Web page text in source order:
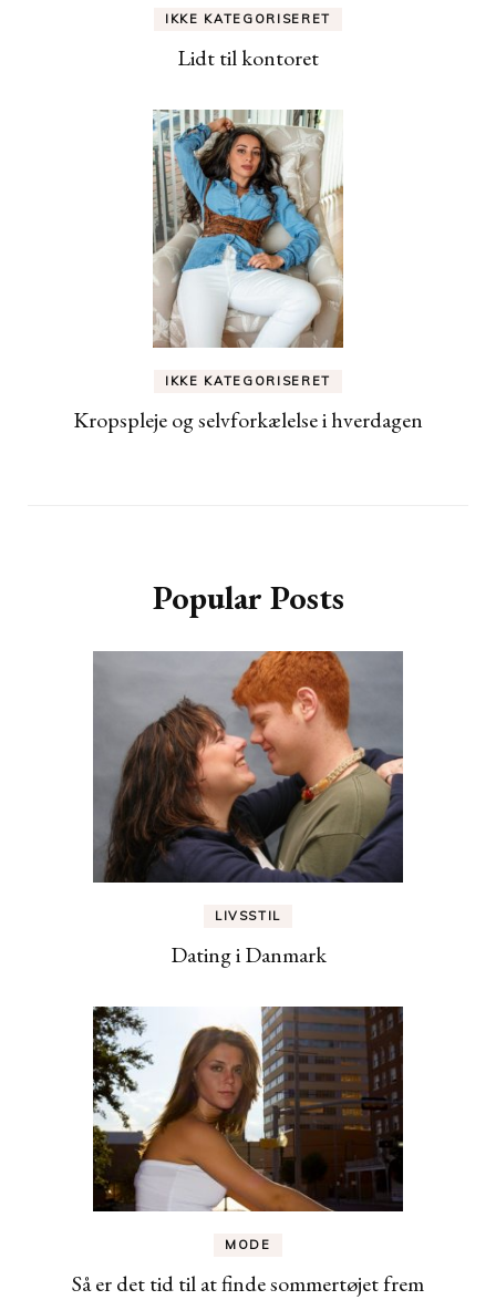
IKKE KATEGORISERET
Lidt til kontoret
IKKE KATEGORISERET
Kropspleje og selvforkælelse i hverdagen
Popular Posts
LIVSSTIL
Dating i Danmark
MODE
Så er det tid til at finde sommertøjet frem